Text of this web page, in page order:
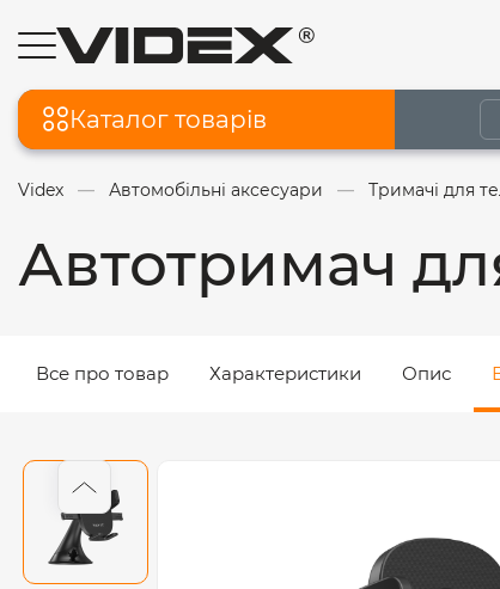
Каталог товарів
Videx Автомобільні аксесуари Тримачі для
Автотримач
Все про товар Характеристики Опис